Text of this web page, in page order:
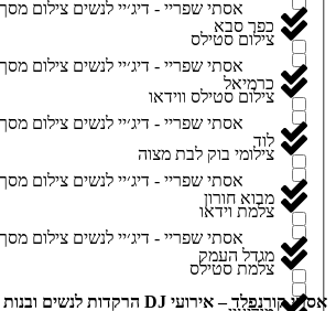
צילום סטילס
צילום סטילס ווידאו
צילומי בוק לבת מצוה
צלמת וידאו
צלמת סטילס
כפר סבא
כרמיאל
לוד
מבוא חורון
מגדל העמק
אסתי קורנפלד – אירועי DJ הרקדות לנשים ובנות